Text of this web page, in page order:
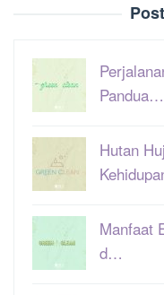
Pandua…
Hutan
Manfaat
d…